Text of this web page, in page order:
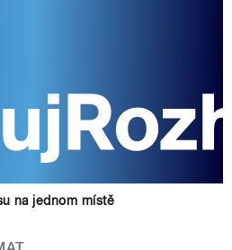
na jednom místě